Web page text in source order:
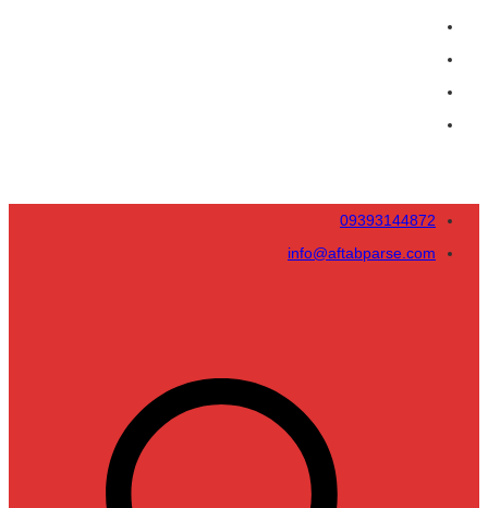
09393144872
info@aftabparse.com